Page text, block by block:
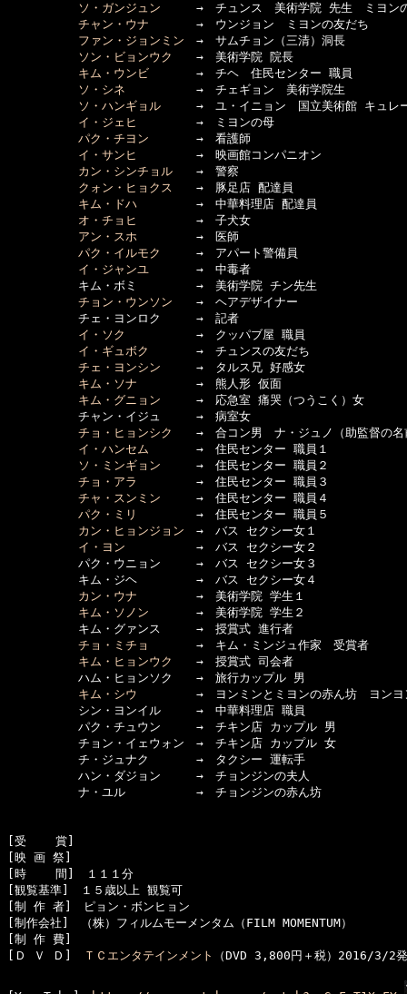
ソ・ガンジュン →　チュンス　美術学院 先生　ミヨン
チャン・ウナ →　ウンジョン　ミヨンの友だち
ファン・ジョンミン →　サムチョン（三清）洞長
ソン・ビョンウク
→　美術学院 院長
キム・ウンビ →　チヘ　住民センター 職員
ソ・シネ →　チェギョン　美術学院生
ソ・ハンギョル →　ユ・イニョン　国立美術館 キュレー
イ・ジェヒ
→　ミヨンの母
パク・チヨン →　看護師
イ・サンヒ
→　映画館コンパニオン
カン・シンチョル →　警察
クォン・ヒョクス →　豚足店 配達員
キム・ドハ →　中華料理店 配達員
オ・チョヒ
→　子犬女
アン・スホ →　医師
パク・イルモク
→　アパート警備員
イ・ジャンユ →　中毒者
キム・ボミ　　　　　→　美術学院 チン先生
チョン・ウンソン →　ヘアデザイナー
チェ・ヨンロク　　　→　記者
イ・ソク
→　クッパブ屋 職員
イ・ギュボク
→　チュンスの友だち
チェ・ヨンシン →　タルス兄 好感女
キム・ソナ →　熊人形 仮面
キム・グニョン →　応急室 痛哭（つうこく）女
チャン・イジュ　　　→　病室女
チョ・ヒョンシク
→　合コン男　ナ・ジュノ（助監督の名
イ・ハンセム →　住民センター 職員１
ソ・ミンギョン →　住民センター 職員２
チョ・アラ
→　住民センター 職員３
チャ・スンミン →　住民センター 職員４
パク・ミリ
→　住民センター 職員５
カン・ヒョンジョン →　バス セクシー女１
イ・ヨン →　バス セクシー女２
パク・ウニョン　　　→　バス セクシー女３
キム・ジヘ　　　　　→　バス セクシー女４
カン・ウナ →　美術学院 学生１
キム・ソノン →　美術学院 学生２
キム・グァンス　　　→　授賞式 進行者
チョ・ミチョ
→　キム・ミンジュ作家　受賞者
キム・ヒョンウク
→　授賞式 司会者
ハム・ヒョンソク　　→　旅行カップル 男
キム・シウ
→　ヨンミンとミヨンの赤ん坊　ヨンヨ
シン・ヨンイル　　　→　中華料理店 職員
パク・チュウン　　　→　チキン店 カップル 男
チョン・イェウォン　→　チキン店 カップル 女
チ・ジュナク　　　　→　タクシー 運転手
ハン・ダジョン　　　→　チョンジンの夫人
ナ・ユル　　　　　　→　チョンジンの赤ん坊
[受    賞]
[映 画 祭]
[時    間]　１１１分
[観覧基準]　１５歳以上 観覧可
[制 作 者]　ピョン・ボンヒョン
[制作会社]　（株）フィルムモーメンタム（FILM MOMENTUM）
[制 作 費]
[Ｄ Ｖ Ｄ]
ＴＣエンタテインメント （DVD 3,800円＋税）2016/3/2